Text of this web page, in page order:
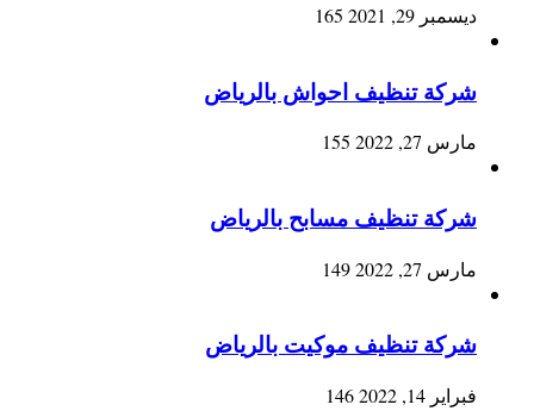
ديسمبر 29, 2021 165
شركة تنظيف احواش بالرياض
مارس 27, 2022 155
شركة تنظيف مسابح بالرياض
مارس 27, 2022 149
شركة تنظيف موكيت بالرياض
فبراير 14, 2022 146